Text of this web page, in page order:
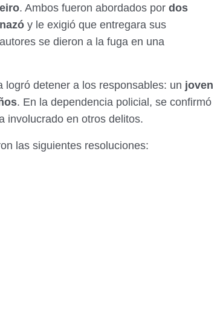
. Ambos fueron abordados por dos
y le exigió que entregara sus
se dieron a la fuga en una
detener a los responsables: un joven
. En la dependencia policial, se confirmó
involucrado en otros delitos.
las siguientes resoluciones: